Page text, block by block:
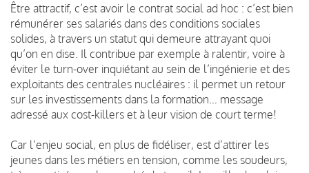
Être attractif, c’est avoir le contrat social ad hoc : c’est bien
rémunérer ses salariés dans des conditions sociales
solides, à travers un statut qui demeure attrayant quoi
qu’on en dise. Il contribue par exemple à ralentir, voire à
éviter le turn-over inquiétant au sein de l’ingénierie et des
exploitants des centrales nucléaires : il permet un retour
sur les investissements dans la formation… message
adressé aux cost-killers et à leur vision de court terme!
Car l’enjeu social, en plus de fidéliser, est d’attirer les
jeunes dans les métiers en tension, comme les soudeurs,